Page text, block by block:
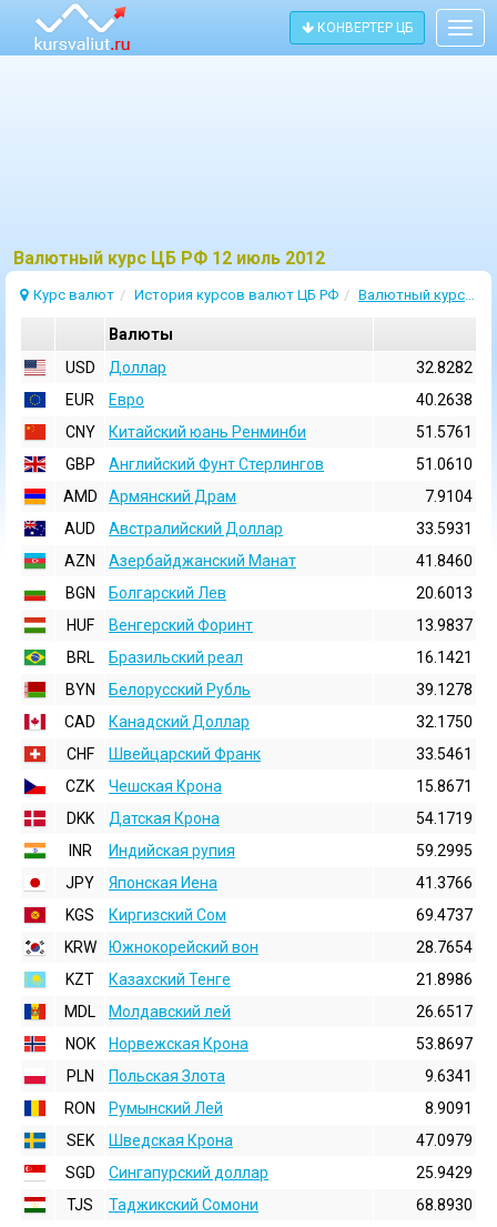
КОНВЕРТЕР ЦБ
Bалютный курс ЦБ РФ 12 июль 2012
Курс валют История курсов валют ЦБ РФ Валютный курс 12 Июль 2012
Валюты
USD
Доллар
32.8282
EUR
Евро
40.2638
CNY
Китайский юань Ренминби
51.5761
GBP
Английский Фунт Стерлингов
51.0610
AMD
Армянский Драм
7.9104
AUD
Австралийский Доллар
33.5931
AZN
Азербайджанский Манат
41.8460
BGN
Болгарский Лев
20.6013
HUF
Венгерский Форинт
13.9837
BRL
Бразильский реал
16.1421
BYN
Белорусский Рубль
39.1278
CAD
Канадский Доллар
32.1750
CHF
Швейцарский Франк
33.5461
CZK
Чешская Крона
15.8671
DKK
Датская Крона
54.1719
INR
Индийская pупия
59.2995
JPY
Японская Иена
41.3766
KGS
Киргизский Сом
69.4737
KRW
Южнокорейский вон
28.7654
KZT
Казахский Тенге
21.8986
MDL
Молдавский лей
26.6517
NOK
Норвежская Крона
53.8697
PLN
Польская Злота
9.6341
RON
Румынский Лей
8.9091
SEK
Шведская Крона
47.0979
SGD
Сингапурский доллар
25.9429
TJS
Таджикский Сомони
68.8930